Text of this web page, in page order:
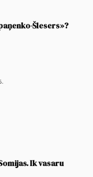
Šlesers»?
Ik vasaru